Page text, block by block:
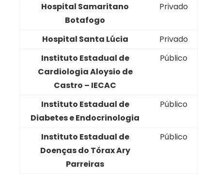
Hospital Samaritano
Botafogo
Privado
Hospital Santa Lúcia
Privado
Instituto Estadual de
Cardiologia Aloysio de
Castro – IECAC
Público
Instituto Estadual de
Diabetes e Endocrinologia
Público
Instituto Estadual de
Doenças do Tórax Ary
Parreiras
Público